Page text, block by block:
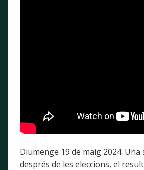
Diumenge 19 de maig 2024. Una
després de les eleccions, el